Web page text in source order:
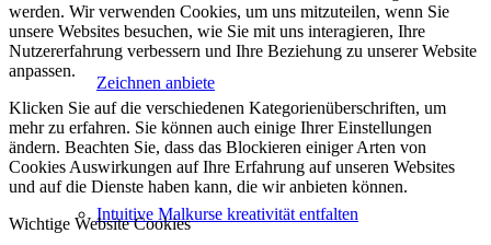
Zeichnen anbiete
Intuitive Malkurse kreativität entfalten
werden. Wir verwenden Cookies, um uns mitzuteilen, wenn Sie
unsere Websites besuchen, wie Sie mit uns interagieren, Ihre
Nutzererfahrung verbessern und Ihre Beziehung zu unserer Website
anpassen.
Klicken Sie auf die verschiedenen Kategorienüberschriften, um
mehr zu erfahren. Sie können auch einige Ihrer Einstellungen
ändern. Beachten Sie, dass das Blockieren einiger Arten von
Cookies Auswirkungen auf Ihre Erfahrung auf unseren Websites
und auf die Dienste haben kann, die wir anbieten können.
Wichtige Website Cookies